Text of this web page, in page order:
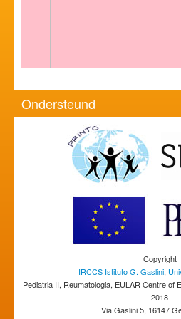
Ondersteund
Copyright
IRCCS Istituto G. Gaslini,
Pediatria II, Reumatologia, EULAR Centre of
2018
Via Gaslini 5, 16147